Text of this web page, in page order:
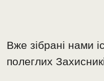
Вже зібрані нами
полеглих